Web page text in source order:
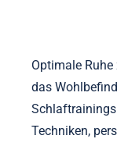
Optimale
das
Techniken,